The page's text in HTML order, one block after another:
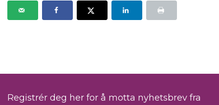
Registrér deg her for å motta nyhetsbrev fra